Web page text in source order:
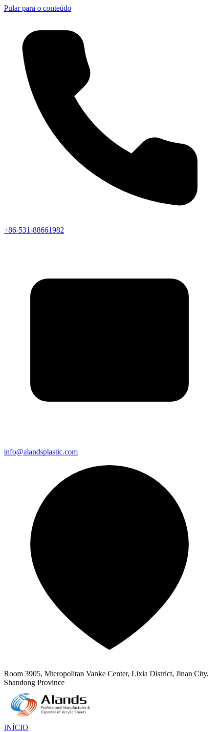
Pular para o conteúdo
+86-531-88661982
info@alandsplastic.com
Room 3905, Mteropolitan Vanke Center, Lixia District, Jinan City,
Shandong Province
INÍCIO